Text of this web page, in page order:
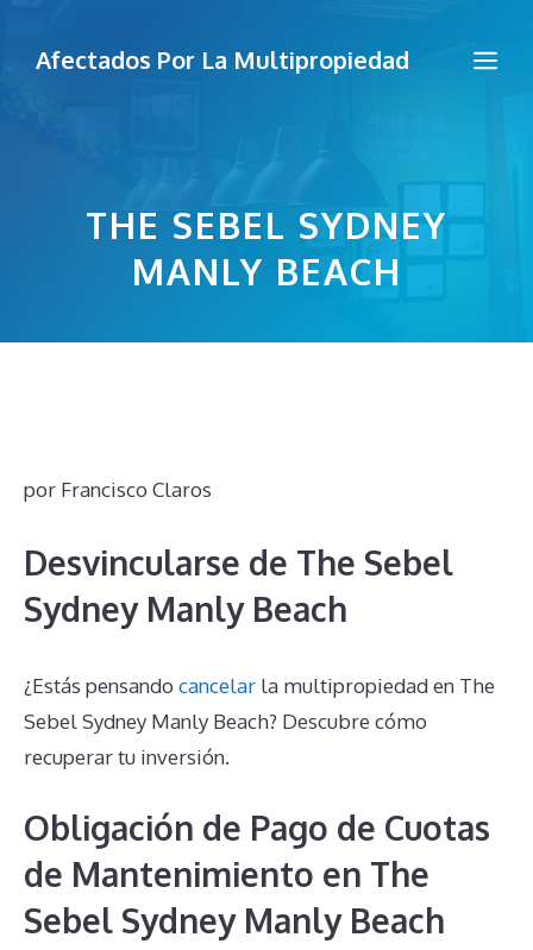
Afectados Por La Multipropiedad
THE SEBEL SYDNEY
MANLY BEACH
por Francisco Claros
Desvincularse de The Sebel
Sydney Manly Beach
¿Estás pensando cancelar la multipropiedad en The
Sebel Sydney Manly Beach? Descubre cómo
recuperar tu inversión.
Obligación de Pago de Cuotas
de Mantenimiento en The
Sebel Sydney Manly Beach